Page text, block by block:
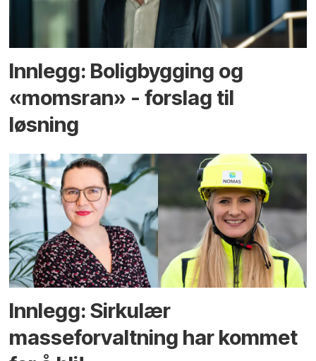
Innlegg: Boligbygging og
«momsran» - forslag til
løsning
Innlegg: Sirkulær
masseforvaltning har kommet